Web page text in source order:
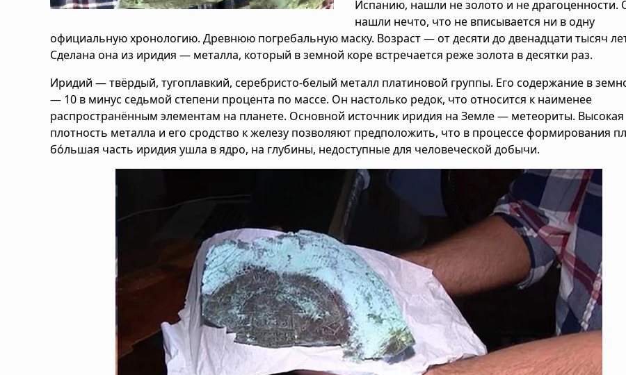
Испанию, нашли не золото и не драгоценности.
нашли нечто, что не вписывается ни в одну
официальную хронологию. Древнюю погребальную маску. Возраст — от десяти до двенадцати тысяч
Сделана она из иридия — металла, который в земной коре встречается реже золота в десятки раз.
Иридий — твёрдый, тугоплавкий, серебристо-белый металл платиновой группы. Его содержание в
— 10 в минус седьмой степени процента по массе. Он настолько редок, что относится к наименее
распространённым элементам на планете. Основной источник иридия на Земле — метеориты. Высокая
плотность металла и его сродство к железу позволяют предположить, что в процессе формирования
бо́льшая часть иридия ушла в ядро, на глубины, недоступные для человеческой добычи.